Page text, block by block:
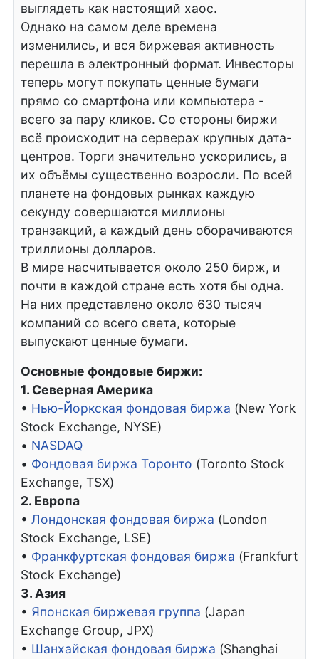
выглядеть как настоящий хаос.
Однако на самом деле времена
изменились, и вся биржевая активность
перешла в электронный формат. Инвесторы
теперь могут покупать ценные бумаги
прямо со смартфона или компьютера -
всего за пару кликов. Со стороны биржи
всё происходит на серверах крупных дата-
центров. Торги значительно ускорились, а
их объёмы существенно возросли. По всей
планете на фондовых рынках каждую
секунду совершаются миллионы
транзакций, а каждый день оборачиваются
триллионы долларов.
В мире насчитывается около 250 бирж, и
почти в каждой стране есть хотя бы одна.
На них представлено около 630 тысяч
компаний со всего света, которые
выпускают ценные бумаги.
Основные фондовые биржи:
1. Северная Америка
• Нью-Йоркская фондовая биржа (New York
Stock Exchange, NYSE)
• NASDAQ
• Фондовая биржа Торонто (Toronto Stock
Exchange, TSX)
2. Европа
• Лондонская фондовая биржа (London
Stock Exchange, LSE)
• Франкфуртская фондовая биржа (Frankfurt
Stock Exchange)
3. Азия
• Японская биржевая группа (Japan
Exchange Group, JPX)
• Шанхайская фондовая биржа (Shanghai